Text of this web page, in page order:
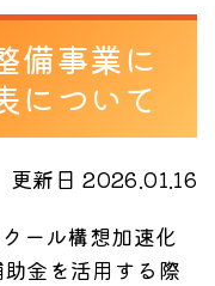
備事業に
について
更新日 2026.01.16
ール構想加速化
金を活用する際